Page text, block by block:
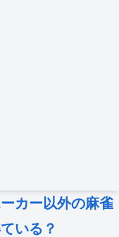
カー以外の麻雀
いる？